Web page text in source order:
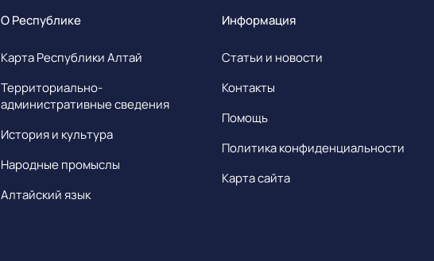
О Республике
Карта Республики Алтай
Территориально-
административные сведения
История и культура
Народные промыслы
Алтайский язык
Информация
Статьи и новости
Контакты
Помощь
Политика конфиденциальности
Карта сайта